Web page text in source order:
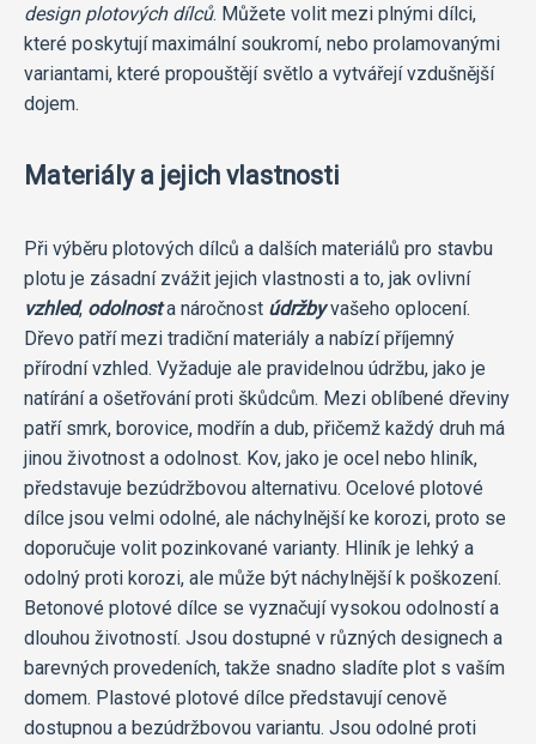
design plotových dílců. Můžete volit mezi plnými dílci,
které poskytují maximální soukromí, nebo prolamovanými
variantami, které propouštějí světlo a vytvářejí vzdušnější
dojem.
Materiály a jejich vlastnosti
Při výběru plotových dílců a dalších materiálů pro stavbu
plotu je zásadní zvážit jejich vlastnosti a to, jak ovlivní
vzhled, odolnosta náročnost údržbyvašeho oplocení.
Dřevo patří mezi tradiční materiály a nabízí příjemný
přírodní vzhled. Vyžaduje ale pravidelnou údržbu, jako je
natírání a ošetřování proti škůdcům. Mezi oblíbené dřeviny
patří smrk, borovice, modřín a dub, přičemž každý druh má
jinou životnost a odolnost. Kov, jako je ocel nebo hliník,
představuje bezúdržbovou alternativu. Ocelové plotové
dílce jsou velmi odolné, ale náchylnější ke korozi, proto se
doporučuje volit pozinkované varianty. Hliník je lehký a
odolný proti korozi, ale může být náchylnější k poškození.
Betonové plotové dílce se vyznačují vysokou odolností a
dlouhou životností. Jsou dostupné v různých designech a
barevných provedeních, takže snadno sladíte plot s vaším
domem. Plastové plotové dílce představují cenově
dostupnou a bezúdržbovou variantu. Jsou odolné proti